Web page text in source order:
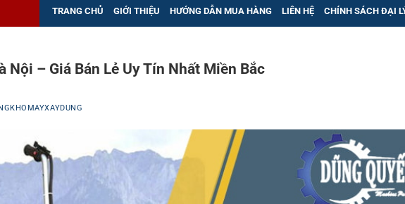
TRANG CHỦ GIỚI THIỆU HƯỚNG DẪN MUA HÀNG LIÊN HỆ CHÍNH SÁCH ĐẠI
Nội – Giá Bán Lẻ Uy Tín Nhất Miền Bắc